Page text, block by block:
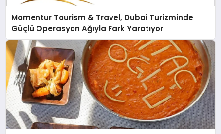
Momentur Tourism & Travel, Dubai Turizminde
Güçlü Operasyon Ağıyla Fark Yaratıyor